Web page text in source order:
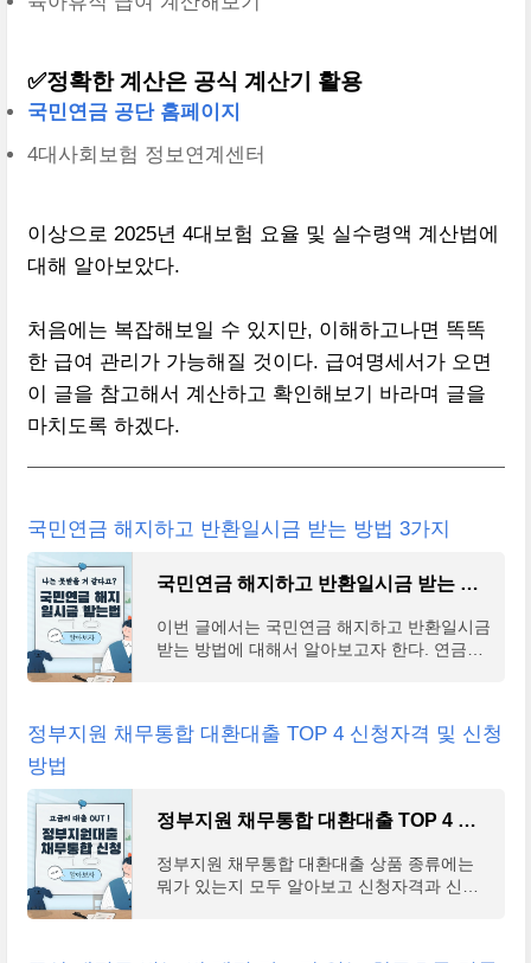
✅정확한 계산은 공식 계산기 활용
국민연금 공단 홈페이지
4대사회보험 정보연계센터
이상으로 2025년 4대보험 요율 및 실수령액 계산법에
대해 알아보았다.
처음에는 복잡해보일 수 있지만, 이해하고나면 똑똑
한 급여 관리가 가능해질 것이다. 급여명세서가 오면
이 글을 참고해서 계산하고 확인해보기 바라며 글을
마치도록 하겠다.
국민연금 해지하고 반환일시금 받는 방법 3가지
국민연금 해지하고 반환일시금 받는 방법 3가지
이번 글에서는 국민연금 해지하고 반환일시금
받는 방법에 대해서 알아보고자 한다. 연금은
정부지원 채무통합 대환대출 TOP 4 신청자격 및 신청
방법
정부지원 채무통합 대환대출 TOP 4 신청자격 및 신청방법
정부지원 채무통합 대환대출 상품 종류에는
뭐가 있는지 모두 알아보고 신청자격과 신청